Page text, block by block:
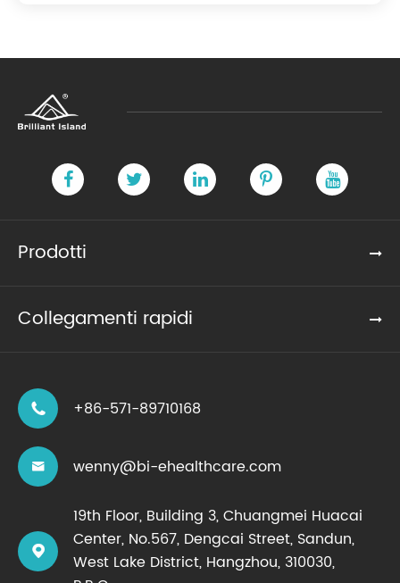
Prodotti
Collegamenti rapidi
 +86-571-89710168
 wenny@bi-ehealthcare.com

19th Floor, Building 3, Chuangmei Huacai
Center, No.567, Dengcai Street, Sandun,
West Lake District, Hangzhou, 310030,